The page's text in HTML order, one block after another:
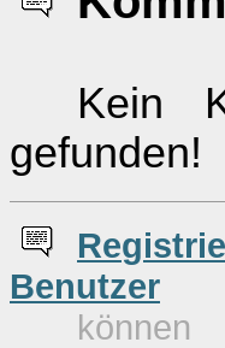
Kein
gefunden!
Reg
Benutzer